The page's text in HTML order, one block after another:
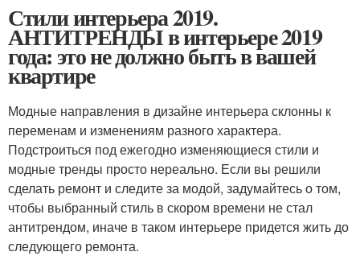
Стили интерьера 2019.
АНТИТРЕНДЫ в интерьере 2019
года: это не должно быть в вашей
квартире
Модные направления в дизайне интерьера склонны к
переменам и изменениям разного характера.
Подстроиться под ежегодно изменяющиеся стили и
модные тренды просто нереально. Если вы решили
сделать ремонт и следите за модой, задумайтесь о том,
чтобы выбранный стиль в скором времени не стал
антитрендом, иначе в таком интерьере придется жить до
следующего ремонта.